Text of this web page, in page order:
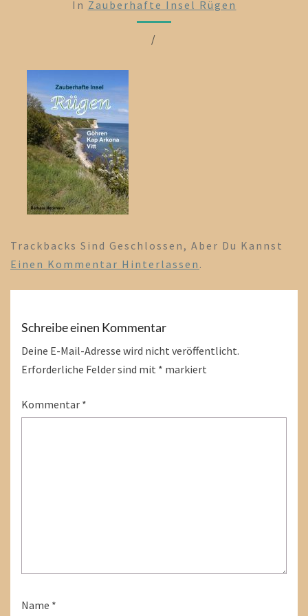
In Zauberhafte Insel Rügen
/
Trackbacks Sind Geschlossen, Aber Du Kannst
Einen Kommentar Hinterlassen .
Schreibe einen Kommentar
Deine E-Mail-Adresse wird nicht veröffentlicht.
Erforderliche Felder sind mit * markiert
Kommentar *
Name *